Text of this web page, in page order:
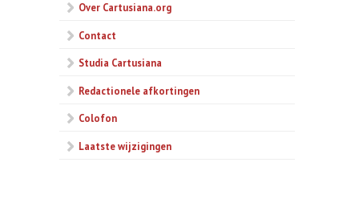
Over Cartusiana.org
Contact
Studia Cartusiana
Redactionele afkortingen
Colofon
Laatste wijzigingen